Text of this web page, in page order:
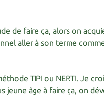
de faire ça, alors on
aller à son terme
TIPI ou NERTI. Je
jeune âge à faire ça, on